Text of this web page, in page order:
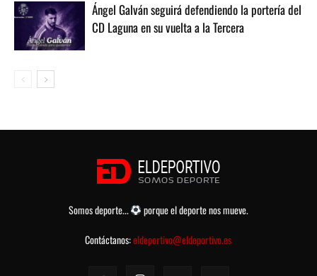
Ángel Galván seguirá defendiendo la portería del
CD Laguna en su vuelta a la Tercera
Somos deporte...
porque el deporte nos mueve.
Contáctanos:eldeportivo@eldeportivo.es